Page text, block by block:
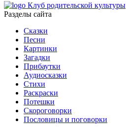
Клуб родительской культуры
Разделы сайта
Сказки
Песни
Картинки
Загадки
Прибаутки
Аудиосказки
Стихи
Раскраски
Потешки
Скороговорки
Пословицы и поговорки